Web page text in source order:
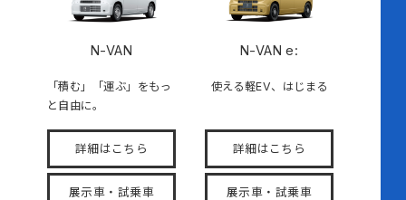
N-VAN
「積む」「運ぶ」をもっ
と自由に。
詳細はこちら
展示車・試乗車
N-VAN e:
使える軽EV、はじまる
詳細はこちら
展示車・試乗車